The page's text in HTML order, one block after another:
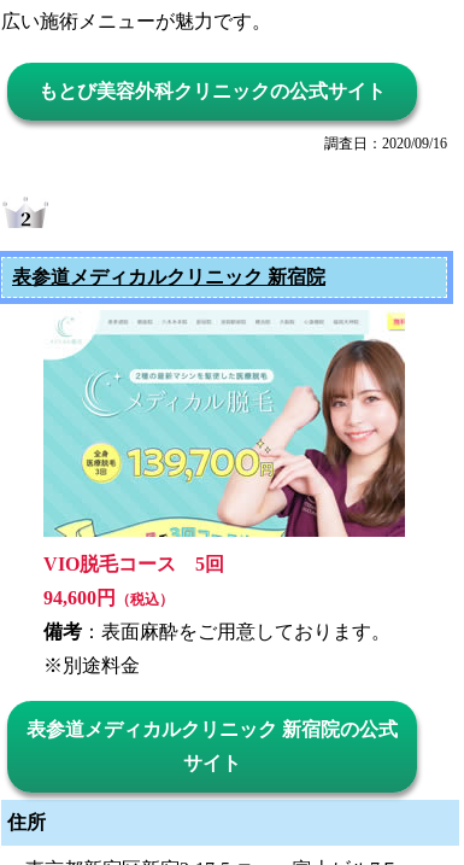
広い施術メニューが魅力です。
もとび美容外科クリニックの公式サイト
調査日：2020/09/16
表参道メディカルクリニック 新宿院
VIO脱毛コース 5回
94,600円
（税込）
備考 ：表面麻酔をご用意しております。
※別途料金
表参道メディカルクリニック 新宿院の公式
サイト
住所